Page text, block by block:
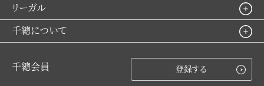
リーガル
千總について
千總会員 登録する